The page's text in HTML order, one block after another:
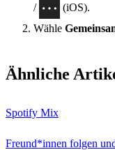
/
(iOS).
Wähle
Ähnliche
Spotify Mix
Freund*innen folgen